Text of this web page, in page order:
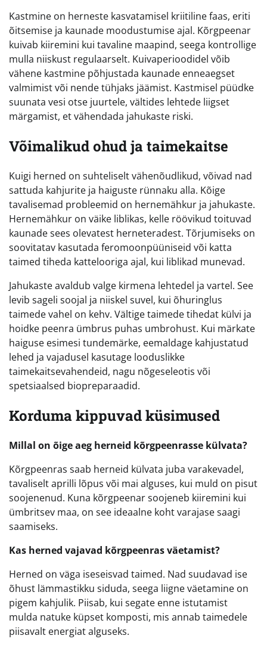
Kastmine on herneste kasvatamisel kriitiline faas, eriti
õitsemise ja kaunade moodustumise ajal. Kõrgpeenar
kuivab kiiremini kui tavaline maapind, seega kontrollige
mulla niiskust regulaarselt. Kuivaperioodidel võib
vähene kastmine põhjustada kaunade enneaegset
valmimist või nende tühjaks jäämist. Kastmisel püüdke
suunata vesi otse juurtele, vältides lehtede liigset
märgamist, et vähendada jahukaste riski.
Võimalikud ohud ja taimekaitse
Kuigi herned on suhteliselt vähenõudlikud, võivad nad
sattuda kahjurite ja haiguste rünnaku alla. Kõige
tavalisemad probleemid on hernemähkur ja jahukaste.
Hernemähkur on väike liblikas, kelle röövikud toituvad
kaunade sees olevatest herneteradest. Tõrjumiseks on
soovitatav kasutada feromoonpüüniseid või katta
taimed tiheda kattelooriga ajal, kui liblikad munevad.
Jahukaste avaldub valge kirmena lehtedel ja vartel. See
levib sageli soojal ja niiskel suvel, kui õhuringlus
taimede vahel on kehv. Vältige taimede tihedat külvi ja
hoidke peenra ümbrus puhas umbrohust. Kui märkate
haiguse esimesi tundemärke, eemaldage kahjustatud
lehed ja vajadusel kasutage looduslikke
taimekaitsevahendeid, nagu nõgeseleotis või
spetsiaalsed biopreparaadid.
Korduma kippuvad küsimused
Millal on õige aeg herneid kõrgpeenrasse külvata?
Kõrgpeenras saab herneid külvata juba varakevadel,
tavaliselt aprilli lõpus või mai alguses, kui muld on pisut
soojenenud. Kuna kõrgpeenar soojeneb kiiremini kui
ümbritsev maa, on see ideaalne koht varajase saagi
saamiseks.
Kas herned vajavad kõrgpeenras väetamist?
Herned on väga iseseisvad taimed. Nad suudavad ise
õhust lämmastikku siduda, seega liigne väetamine on
pigem kahjulik. Piisab, kui segate enne istutamist
mulda natuke küpset komposti, mis annab taimedele
piisavalt energiat alguseks.